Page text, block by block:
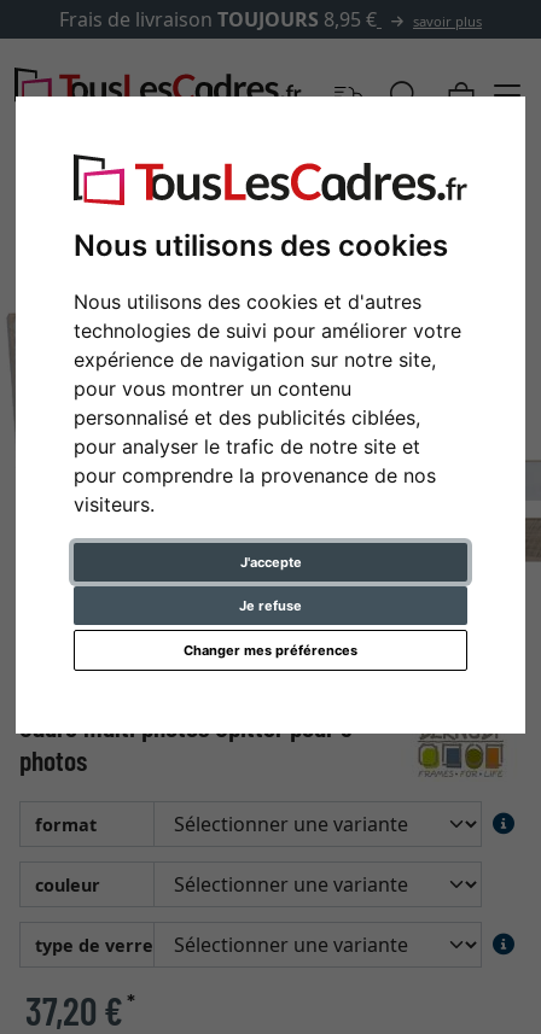
Nous utilisons des cookies
Nous utilisons des cookies et d'autres
technologies de suivi pour améliorer votre
expérience de navigation sur notre site,
pour vous montrer un contenu
personnalisé et des publicités ciblées,
pour analyser le trafic de notre site et
pour comprendre la provenance de nos
visiteurs.
J'accepte
Je refuse
Changer mes préférences
Frais de livraison TOUJOURS 8,95 € savoir plus
Cadre multi photos Opitter pour 3
photos
format
couleur
type de verre
37,20 €*